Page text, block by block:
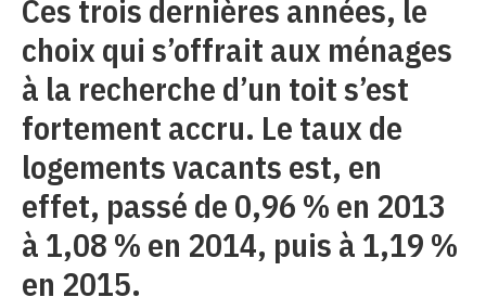
Ces trois dernières années, le
choix qui s’offrait aux ménages
à la recherche d’un toit s’est
fortement accru. Le taux de
logements vacants est, en
effet, passé de 0,96 % en 2013
à 1,08 % en 2014, puis à 1,19 %
en 2015.